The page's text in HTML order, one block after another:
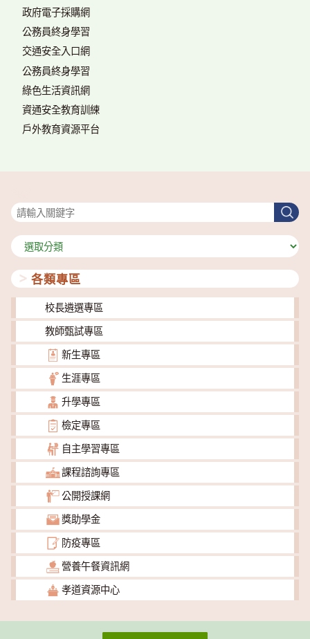
政府電子採購網
公務員終身學習
交通安全入口網
公務員終身學習
綠色生活資訊網
資通安全教育訓練
戶外教育資源平台
搜
尋
分
類
各類專區
校長遴選專區
教師甄試專區
新生專區
生涯專區
升學專區
檢定專區
自主學習專區
課程諮詢專區
公開授課網
獎助學金
防疫專區
營養午餐資訊網
孝道資源中心